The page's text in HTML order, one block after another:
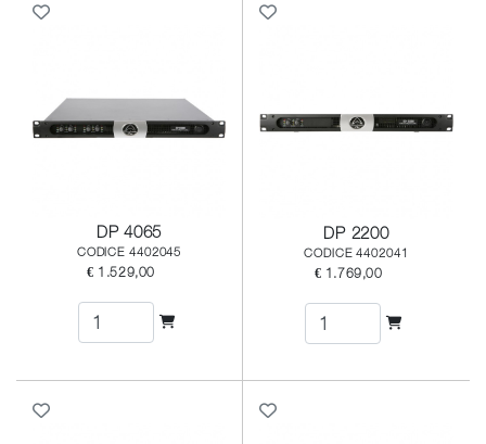
DP 4065
CODICE 4402045
€ 1.529,00
DP 2200
CODICE 4402041
€ 1.769,00